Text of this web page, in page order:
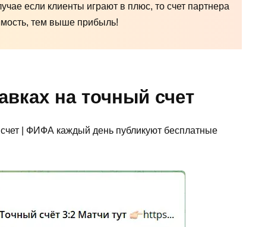
если клиенты играют в плюс, то счет партнера
тем выше прибыль!
на точный счет
| ФИФА каждый день публикуют бесплатные